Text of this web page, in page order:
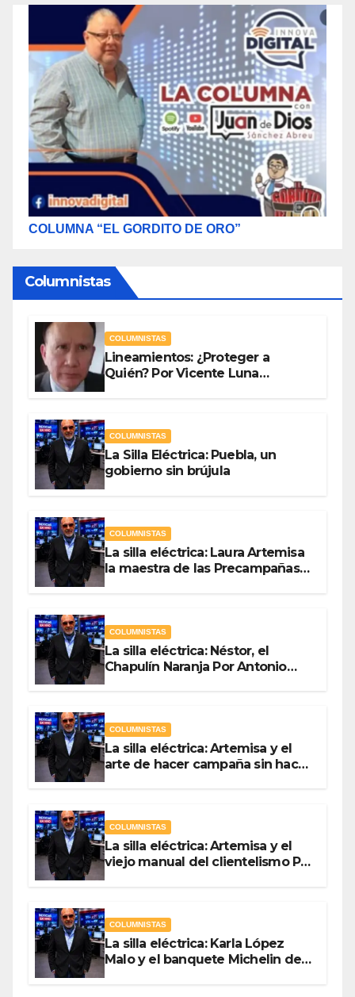
COLUMNA “EL GORDITO DE ORO”
Columnistas
COLUMNISTAS
Lineamientos: ¿Proteger a
Quién? Por Vicente Luna
COLUMNISTAS
La Silla Eléctrica: Puebla, un
gobierno sin brújula
COLUMNISTAS
La silla eléctrica: Laura Artemisa
la maestra de las Precampañas
COLUMNISTAS
La silla eléctrica: Néstor, el
Chapulín Naranja Por Antonio
COLUMNISTAS
La silla eléctrica: Artemisa y el
arte de hacer campaña sin hacer
COLUMNISTAS
La silla eléctrica: Artemisa y el
viejo manual del clientelismo Por
COLUMNISTAS
La silla eléctrica: Karla López
Malo y el banquete Michelin del